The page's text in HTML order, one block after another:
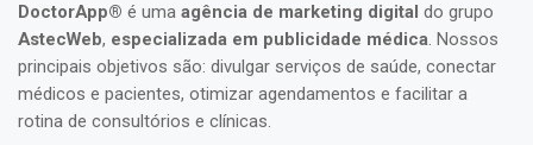
DoctorApp® é uma agência de marketing digital do grupo
AstecWeb, especializada em publicidade médica. Nossos
principais objetivos são: divulgar serviços de saúde, conectar
médicos e pacientes, otimizar agendamentos e facilitar a
rotina de consultórios e clínicas.